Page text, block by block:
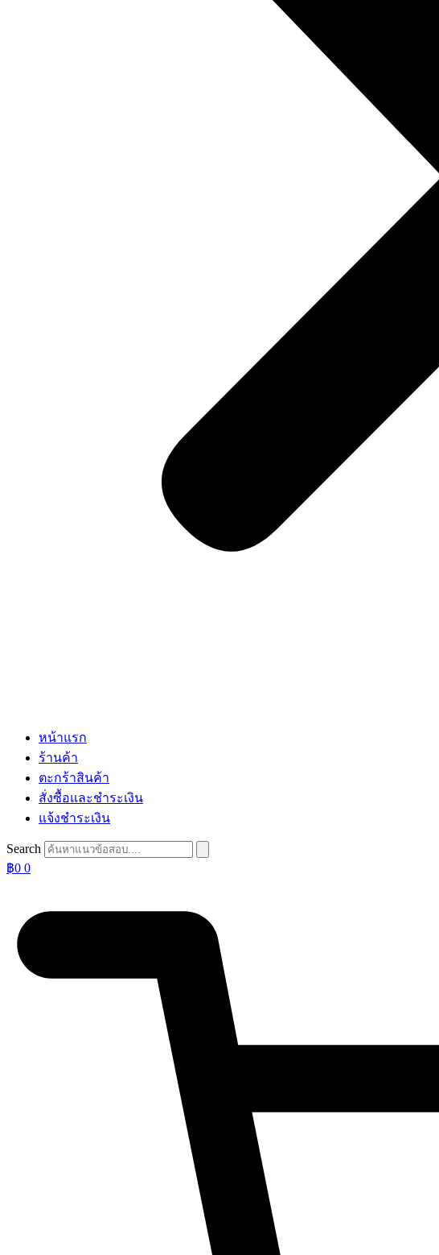
หน้าแรก
ร้านค้า
ตะกร้าสินค้า
สั่งซื้อและชำระเงิน
แจ้งชำระเงิน
Search
฿0 0